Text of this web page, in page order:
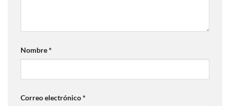
Nombre*
Correo electrónico*